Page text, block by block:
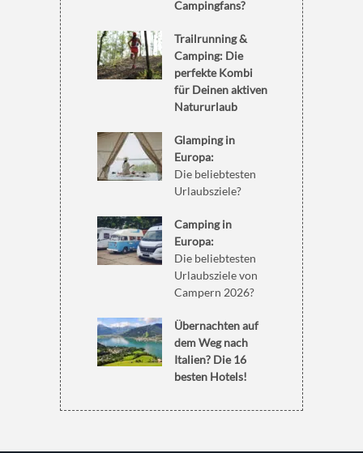
Campingfans?
Trailrunning &
Camping: Die
perfekte Kombi
für Deinen aktiven
Natururlaub
Glamping in
Europa:
Die beliebtesten
Urlaubsziele?
Camping in
Europa:
Die beliebtesten
Urlaubsziele von
Campern 2026?
Übernachten auf
dem Weg nach
Italien? Die 16
besten Hotels!